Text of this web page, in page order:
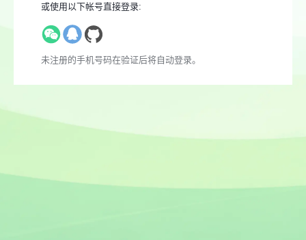
或使用以下帐号直接登录:
未注册的手机号码在验证后将自动登录。